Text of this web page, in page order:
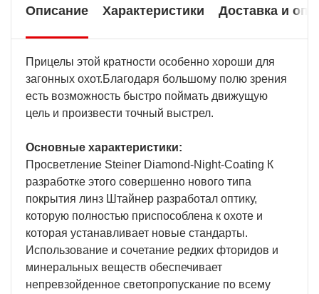
Описание Характеристики Доставка и
Прицелы этой кратности особенно хороши для
загонных охот.Благодаря большому полю зрения
есть возможность быстро поймать движущую
цель и произвести точный выстрел.
Основные характеристики:
Просветление Steiner Diamond-Night-Coating К
разработке этого совершенно нового типа
покрытия линз Штайнер разработал оптику,
которую полностью приспособлена к охоте и
которая устанавливает новые стандарты.
Использование и сочетание редких фторидов и
минеральных веществ обеспечивает
непревзойденное светопропускание по всему